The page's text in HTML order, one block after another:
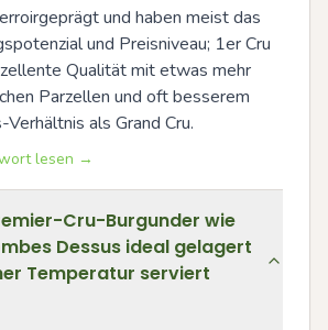
und haben meist das
und Preisniveau; 1er Cru
Qualität mit etwas mehr
Parzellen und oft besserem
als Grand Cru.
lesen →
Cru-Burgunder wie
Dessus ideal gelagert
Temperatur serviert